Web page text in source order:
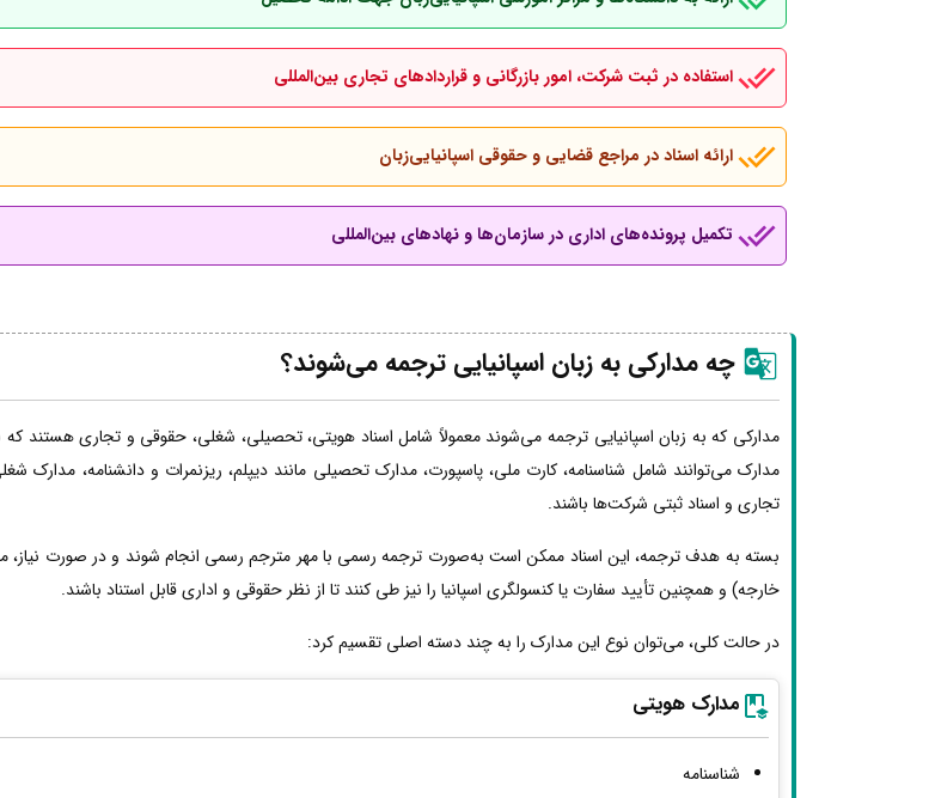
استفاده در ثبت شرکت، امور بازرگانی و قراردادهای تجاری بین‌المللی
ارائه اسناد در مراجع قضایی و حقوقی اسپانیایی‌زبان
تکمیل پرونده‌های اداری در سازمان‌ها و نهادهای بین‌المللی
چه مدارکی به زبان اسپانیایی ترجمه می‌شوند؟
مدارکی که به زبان اسپانیایی ترجمه می‌شوند معمولاً شامل اسناد هویتی، تحصیلی، شغلی، حقوقی و تجاری هستند که
مدارک می‌توانند شامل شناسنامه، کارت ملی، پاسپورت، مدارک تحصیلی مانند دیپلم، ریزنمرات و دانشنامه، مدارک
تجاری و اسناد ثبتی شرکت‌ها باشند.
بسته به هدف ترجمه، این اسناد ممکن است به‌صورت ترجمه رسمی با مهر مترجم رسمی انجام شوند و در صورت نیاز،
خارجه) و همچنین تأیید سفارت یا کنسولگری اسپانیا را نیز طی کنند تا از نظر حقوقی و اداری قابل استناد باشند.
در حالت کلی، می‌توان نوع این مدارک را به چند دسته اصلی تقسیم کرد:
مدارک هویتی
شناسنامه